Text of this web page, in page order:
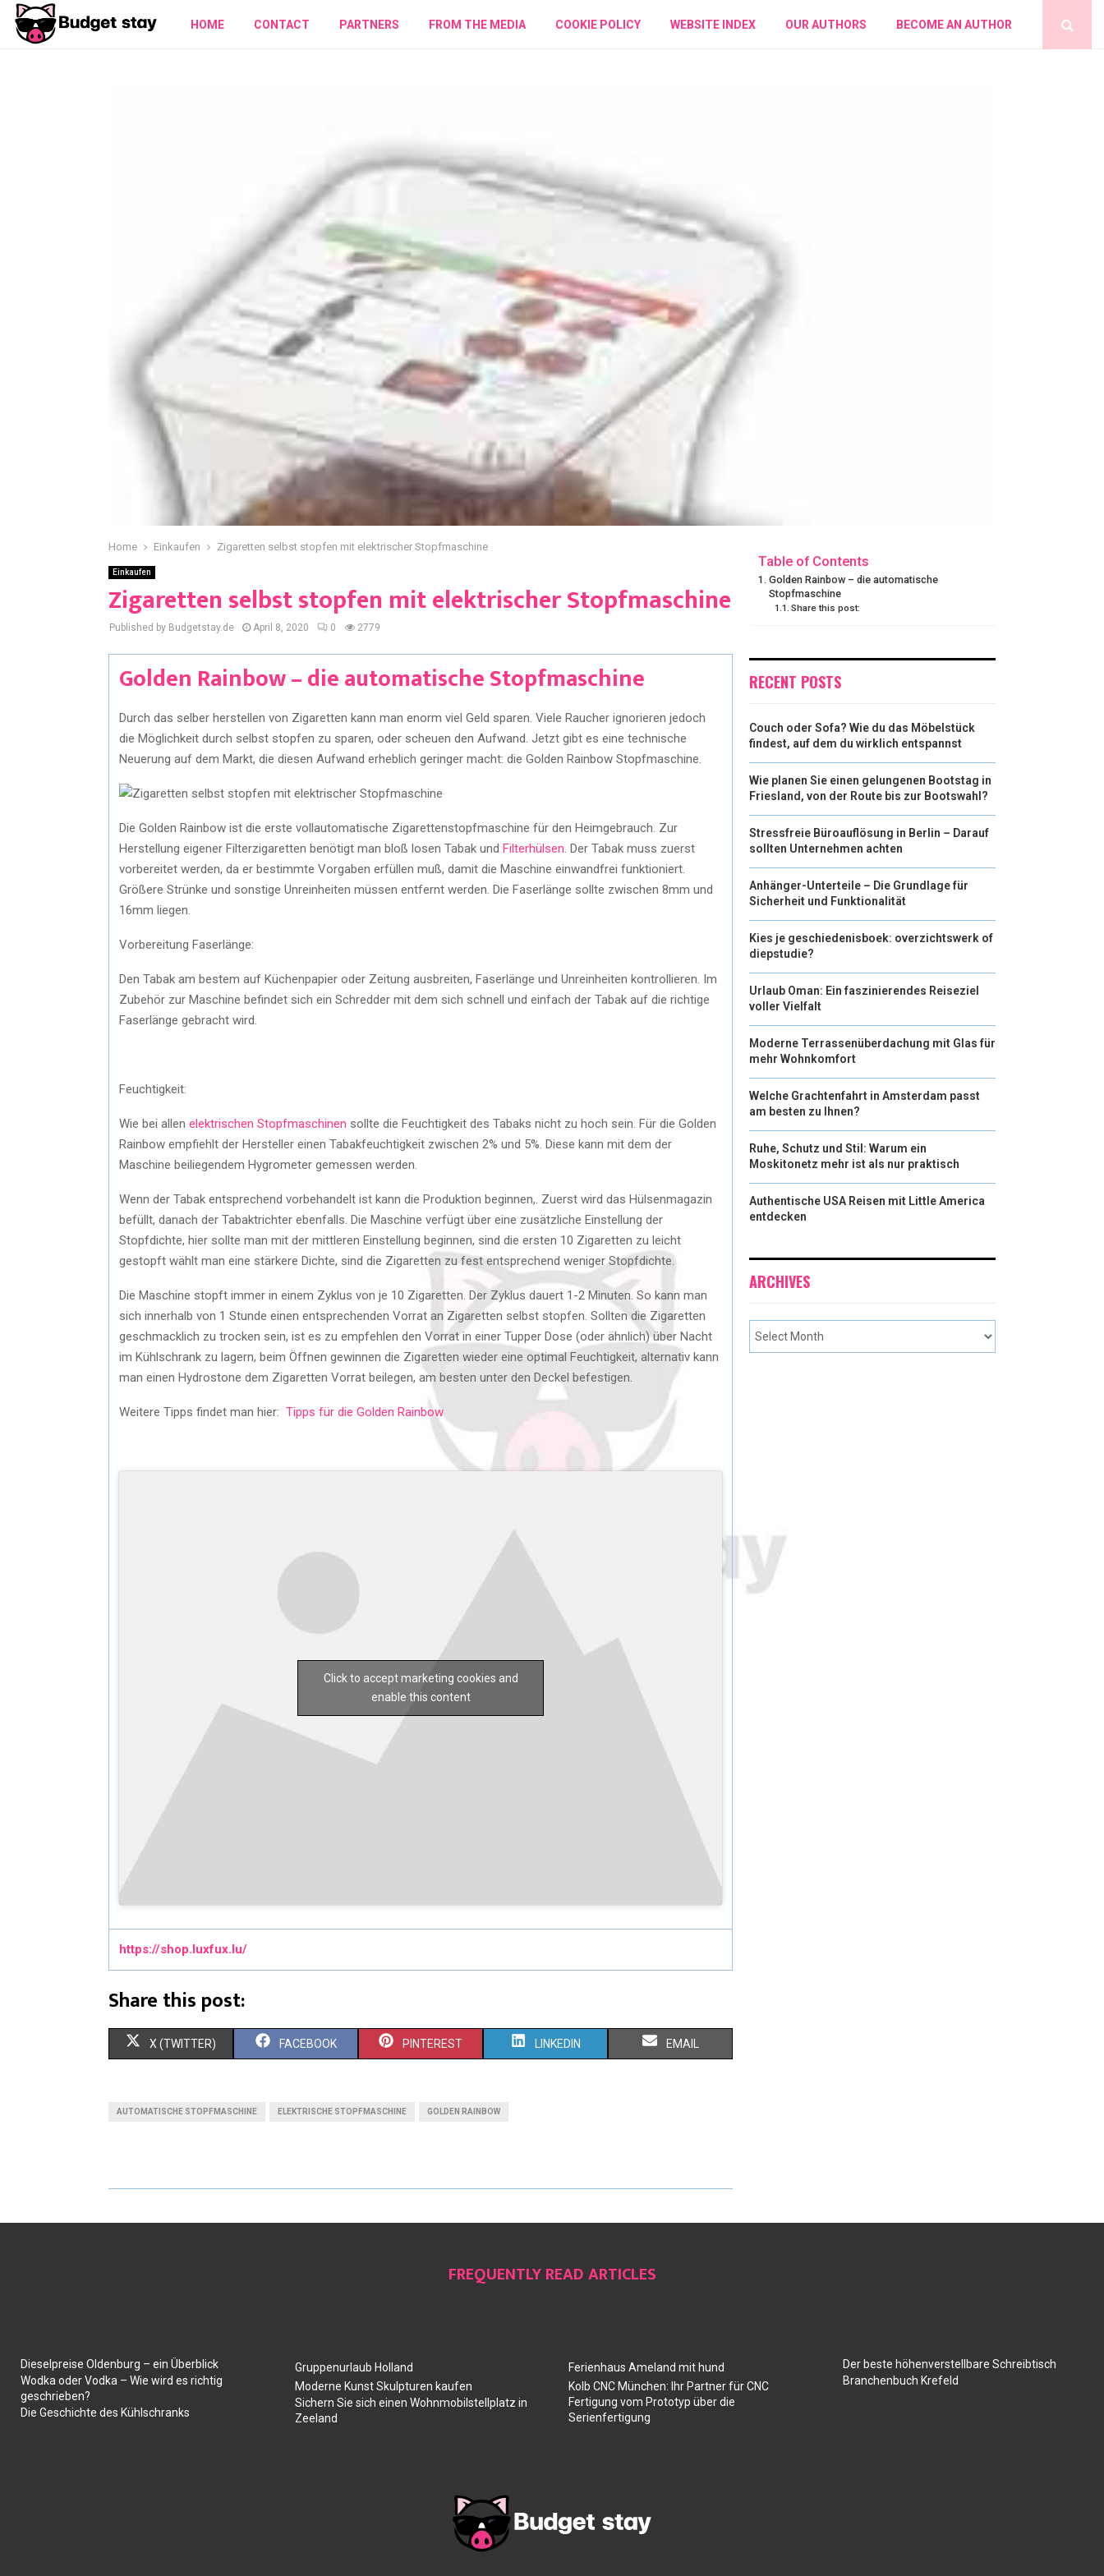
HOME CONTACT PARTNERS FROM THE MEDIA COOKIE POLICY WEBSITE INDEX OUR AUTHORS BECOME AN AUTHOR
Home Einkaufen Zigaretten selbst stopfen mit elektrischer Stopfmaschine
Einkaufen
Zigaretten selbst stopfen mit elektrischer Stopfmaschine
Published by Budgetstay.de April 8, 2020 0 2779
Golden Rainbow – die automatische Stopfmaschine
Durch das selber herstellen von Zigaretten kann man enorm viel Geld sparen. Viele Raucher ignorieren jedoch
die Möglichkeit durch selbst stopfen zu sparen, oder scheuen den Aufwand. Jetzt gibt es eine technische
Neuerung auf dem Markt, die diesen Aufwand erheblich geringer macht: die Golden Rainbow Stopfmaschine.
Die Golden Rainbow ist die erste vollautomatische Zigarettenstopfmaschine für den Heimgebrauch. Zur
Herstellung eigener Filterzigaretten benötigt man bloß losen Tabak und Filterhülsen . Der Tabak muss zuerst
vorbereitet werden, da er bestimmte Vorgaben erfüllen muß, damit die Maschine einwandfrei funktioniert.
Größere Strünke und sonstige Unreinheiten müssen entfernt werden. Die Faserlänge sollte zwischen 8mm und
16mm liegen.
Vorbereitung Faserlänge:
Den Tabak am bestem auf Küchenpapier oder Zeitung ausbreiten, Faserlänge und Unreinheiten kontrollieren. Im
Zubehör zur Maschine befindet sich ein Schredder mit dem sich schnell und einfach der Tabak auf die richtige
Faserlänge gebracht wird.
Feuchtigkeit:
Wie bei allen elektrischen Stopfmaschinen sollte die Feuchtigkeit des Tabaks nicht zu hoch sein. Für die Golden
Rainbow empfiehlt der Hersteller einen Tabakfeuchtigkeit zwischen 2% und 5%. Diese kann mit dem der
Maschine beiliegendem Hygrometer gemessen werden.
Wenn der Tabak entsprechend vorbehandelt ist kann die Produktion beginnen,. Zuerst wird das Hülsenmagazin
befüllt, danach der Tabaktrichter ebenfalls. Die Maschine verfügt über eine zusätzliche Einstellung der
Stopfdichte, hier sollte man mit der mittleren Einstellung beginnen, sind die ersten 10 Zigaretten zu leicht
gestopft wählt man eine stärkere Dichte, sind die Zigaretten zu fest entsprechend weniger Stopfdichte.
Die Maschine stopft immer in einem Zyklus von je 10 Zigaretten. Der Zyklus dauert 1-2 Minuten. So kann man
sich innerhalb von 1 Stunde einen entsprechenden Vorrat an Zigaretten selbst stopfen. Sollten die Zigaretten
geschmacklich zu trocken sein, ist es zu empfehlen den Vorrat in einer Tupper Dose (oder ähnlich) über Nacht
im Kühlschrank zu lagern, beim Öffnen gewinnen die Zigaretten wieder eine optimal Feuchtigkeit, alternativ kann
man einen Hydrostone dem Zigaretten Vorrat beilegen, am besten unter den Deckel befestigen.
Weitere Tipps findet man hier: Tipps für die Golden Rainbow
Click to accept marketing cookies and
enable this content
https://shop.luxfux.lu/
Share this post:
X (TWITTER) FACEBOOK PINTEREST LINKEDIN EMAIL
AUTOMATISCHE STOPFMASCHINE ELEKTRISCHE STOPFMASCHINE GOLDEN RAINBOW
Table of Contents
Golden Rainbow – die automatische
Stopfmaschine
Share this post:
RECENT POSTS
Couch oder Sofa? Wie du das Möbelstück
findest, auf dem du wirklich entspannst
Wie planen Sie einen gelungenen Bootstag in
Friesland, von der Route bis zur Bootswahl?
Stressfreie Büroauflösung in Berlin – Darauf
sollten Unternehmen achten
Anhänger-Unterteile – Die Grundlage für
Sicherheit und Funktionalität
Kies je geschiedenisboek: overzichtswerk of
diepstudie?
Urlaub Oman: Ein faszinierendes Reiseziel
voller Vielfalt
Moderne Terrassenüberdachung mit Glas für
mehr Wohnkomfort
Welche Grachtenfahrt in Amsterdam passt
am besten zu Ihnen?
Ruhe, Schutz und Stil: Warum ein
Moskitonetz mehr ist als nur praktisch
Authentische USA Reisen mit Little America
entdecken
ARCHIVES
FREQUENTLY READ ARTICLES
Dieselpreise Oldenburg – ein Überblick
Wodka oder Vodka – Wie wird es richtig
geschrieben?
Die Geschichte des Kühlschranks
Gruppenurlaub Holland
Moderne Kunst Skulpturen kaufen
Sichern Sie sich einen Wohnmobilstellplatz in
Zeeland
Ferienhaus Ameland mit hund
Kolb CNC München: Ihr Partner für CNC
Fertigung vom Prototyp über die
Serienfertigung
Der beste höhenverstellbare Schreibtisch
Branchenbuch Krefeld